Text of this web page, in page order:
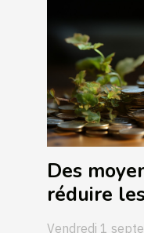
Des
réduire
immobiliers
Vendredi 1